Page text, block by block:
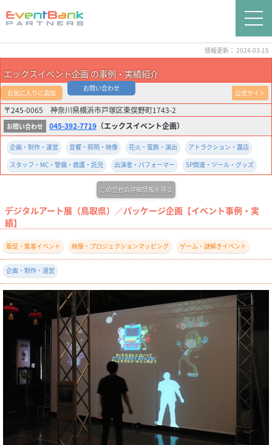
情報更新： 2024-03-15
エックスイベント企画 の事例・実績紹介
お気に入りに追加
〒245-0065 神奈川県横浜市戸塚区東俣野町1743-2
045-392-7719 （エックスイベント企画）
公式サイト
お問い合わせ
企画・制作・運営 音響・照明・映像 花火・電飾・演出
アトラクション・露店
スタッフ・MC・警備・救護・託児
出演者・パフォーマー SP関連・ツール・グッズ
この会社の詳細情報を見る
デジタルアート展（鳥取県）／パッケージ企画【イベント事例・実
績】
販促・集客イベント 映像・プロジェクションマッピング ゲーム・謎解きイベント
企画・制作・運営